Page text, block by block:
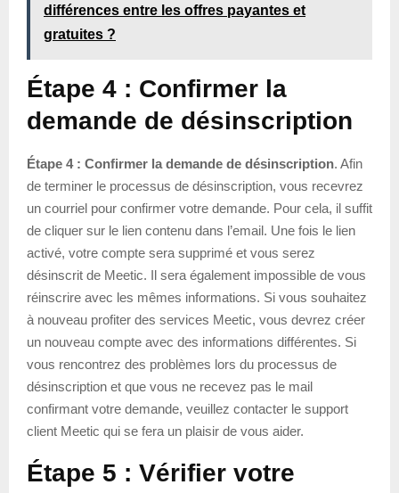
différences entre les offres payantes et
gratuites ?
Étape 4 : Confirmer la
demande de désinscription
Étape 4 : Confirmer la demande de désinscription. Afin
de terminer le processus de désinscription, vous recevrez
un courriel pour confirmer votre demande. Pour cela, il suffit
de cliquer sur le lien contenu dans l’email. Une fois le lien
activé, votre compte sera supprimé et vous serez
désinscrit de Meetic. Il sera également impossible de vous
réinscrire avec les mêmes informations. Si vous souhaitez
à nouveau profiter des services Meetic, vous devrez créer
un nouveau compte avec des informations différentes. Si
vous rencontrez des problèmes lors du processus de
désinscription et que vous ne recevez pas le mail
confirmant votre demande, veuillez contacter le support
client Meetic qui se fera un plaisir de vous aider.
Étape 5 : Vérifier votre